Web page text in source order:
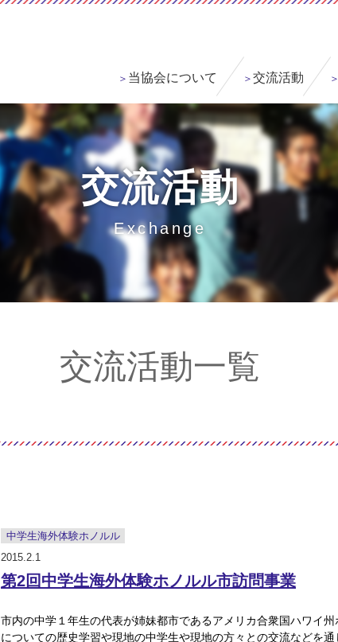
当協会について 交流活動
交流活動
Exchange
交流活動一覧
中学生海外体験ホノルル
2015.2.1
第2回中学生海外体験ホノルル市訪問事業
市内の中学１年生の代表が姉妹都市であるアメリカ合衆国ハワイ
についての歴史学習や現地の中学生や現地の方々との交流などを